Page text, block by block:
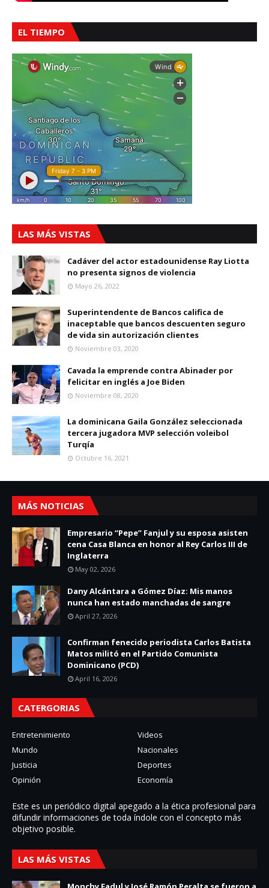
EL TIEMPO
LAS MÁS VISTAS
Cadáver del actor estadounidense Ray Liotta
no presenta signos de violencia
Mayo 26, 2022
Superintendente de Bancos califica de
inaceptable que bancos descuenten seguro
de vida sin autorización clientes
Noviembre 03, 2020
Cavada la emprende contra Abinader por
felicitar en inglés a Joe Biden
Noviembre 08, 2020
La dominicana Gaila González seleccionada
tercera jugadora MVP selección voleibol
Turqía
Octubre 16, 2021
MÁS NOTICIAS
Empresario “Pepe” Fanjul y su esposa asisten
cena Casa Blanca en honor al Rey Carlos III de
Inglaterra
May 02, 2026
Dany Alcántara a Gómez Díaz: Mis manos
nunca han estado manchadas de sangre
April 27, 2026
Confirman fenecido periodista Carlos Batista
Matos militó en el Partido Comunista
Dominicano (PCD)
April 16, 2026
CATERGORIAS
Entretenimiento
Videos
Mundo
Nacionales
Justicia
Deportes
Opinión
Economía
Este es un periódico digital apegado a la ética profesional para
difundir informaciones de toda í­ndole con el concepto más
objetivo posible.
LAS MÁS VISTAS